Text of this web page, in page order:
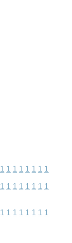
1 1 1 1 1 1 1 1
1 1 1 1 1 1 1 1
1 1 1 1 1 1 1 1